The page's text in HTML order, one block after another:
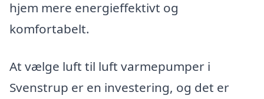
hjem mere energieffektivt og
komfortabelt.
At vælge luft til luft varmepumper i
Svenstrup er en investering, og det er